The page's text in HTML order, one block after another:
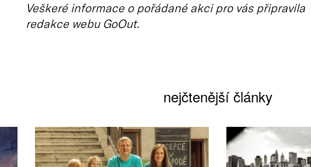
Veškeré informace o pořádané akci pro vás připravila
redakce webu GoOut.
nejčtenější články